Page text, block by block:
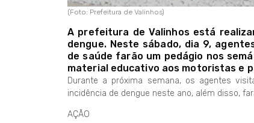
(Foto: Prefeitura de Valinhos)
A prefeitura de Valinhos está
dengue. Neste sábado, dia 9,
de saúde farão um pedágio nos
material educativo aos motoristas e
Durante a próxima semana, os agentes
incidência de dengue neste ano, além disso,
AÇÃO